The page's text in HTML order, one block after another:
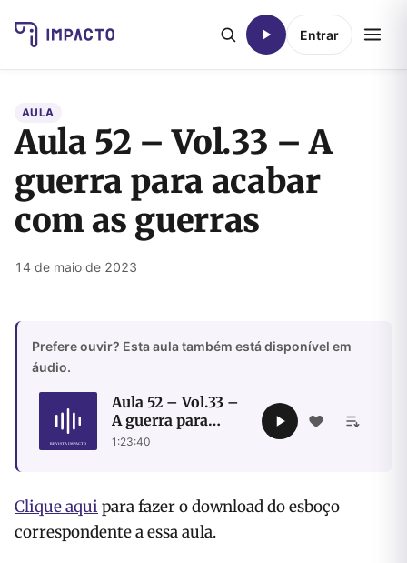
Entrar
AULA
Aula 52 – Vol.33 – A
guerra para acabar
com as guerras
14 de maio de 2023
Prefere ouvir? Esta aula também está disponível em
áudio.
Aula 52 – Vol.33 –
A guerra para
acabar com as
1:23:40
Clique aqui para fazer o download do esboço
correspondente a essa aula.